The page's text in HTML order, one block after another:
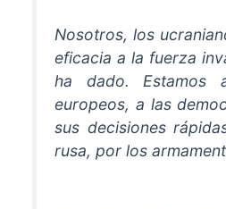
Nosotros, los
eficacia a la fuerza
ha dado. Estamos
europeos, a las
sus decisiones
rusa, por los